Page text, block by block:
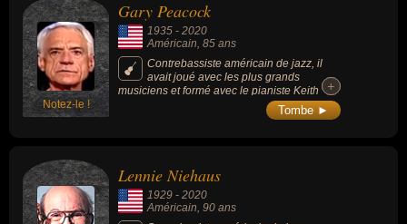
Notez-le !
Gary Peacock
1935 - 2020
Américain, 85 ans
Contrebassiste américain de jazz, il
avait joué avec les plus grands
musiciens et formé avec le pianiste Keith
Jarrett et le batteur John Dejohnette un trio
+
+
Tombe ►
Lennie Niehaus
1929 - 2020
Américain , 90 ans